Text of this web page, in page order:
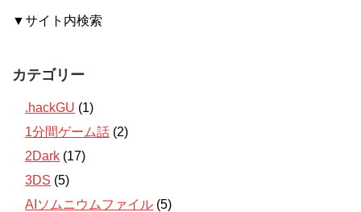
▼サイト内検索
カテゴリー
.hackGU (1)
1分間ゲーム話 (2)
2Dark (17)
3DS (5)
AIソムニウムファイル (5)